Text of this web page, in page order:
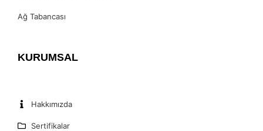
Ağ Tabancası
KURUMSAL
Hakkımızda
Sertifikalar